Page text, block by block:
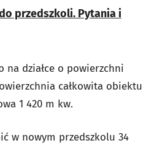
przedszkoli. Pytania i
na działce o powierzchni
całkowita obiektu
1 420 m kw.
w nowym przedszkolu 34